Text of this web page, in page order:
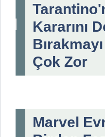
Kararını
Çok Zor
Marvel